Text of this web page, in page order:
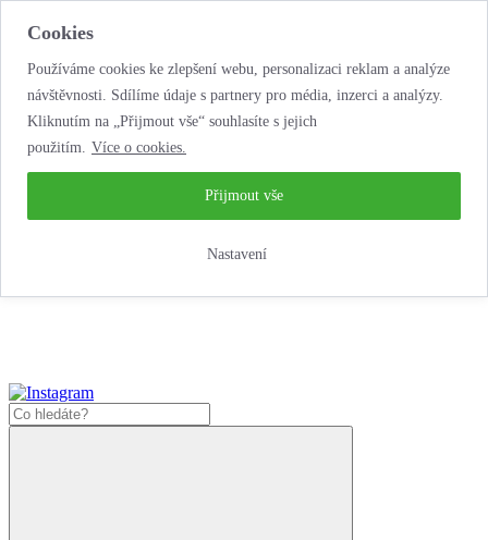
Cookies
Používáme cookies ke zlepšení webu, personalizaci reklam a analýze
návštěvnosti. Sdílíme údaje s partnery pro média, inzerci a analýzy.
Kliknutím na „Přijmout vše“ souhlasíte s jejich
použitím. Více o cookies.
Nastavení
Přijmout vše
...neobyčejná jízda životem!